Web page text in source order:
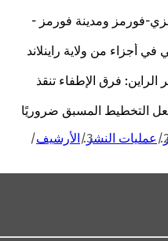
ألزي-فورمز ومدينة فورمز -
في أجزاء من ولاية راينلاند
نهر الراين: فرق الإطفاء تنقذ
عمليات النشر الأرشيف